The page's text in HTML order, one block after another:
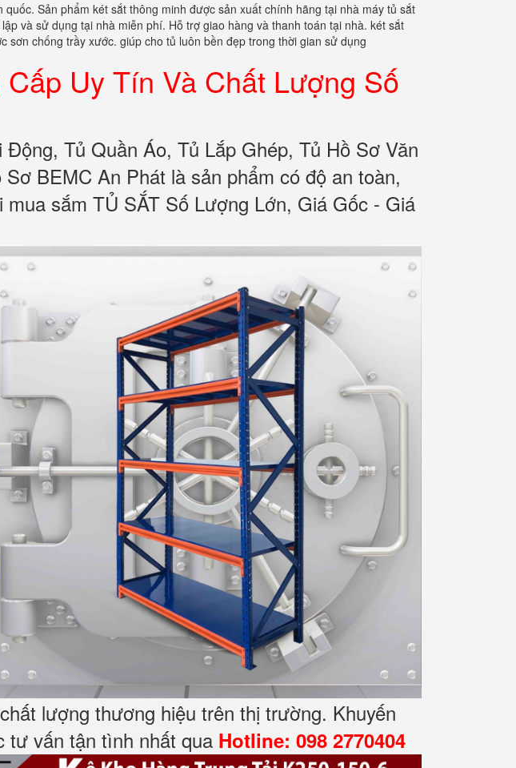
Sản phẩm két sắt thông minh được sản xuất chính hãng tại nhà máy tủ sắt
và sử dụng tại nhà miễn phí. Hỗ trợ giao hàng và thanh toán tại nhà. két sắt
chống trầy xước. giúp cho tủ luôn bền đẹp trong thời gian sử dụng
Uy Tín Và Chất Lượng Số
Tủ Quần Áo, Tủ Lắp Ghép, Tủ Hồ Sơ Văn
BEMC An Phát là sản phẩm có độ an toàn,
sắm TỦ SẮT Số Lượng Lớn, Giá Gốc - Giá
lượng thương hiệu trên thị trường. Khuyến
tư vấn tận tình nhất qua Hotline: 098 2770404